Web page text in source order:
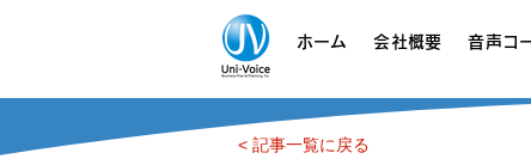
ホーム 会社概要 音声コ
< 記事一覧に戻る